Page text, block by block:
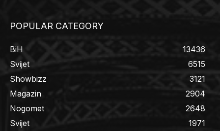
POPULAR CATEGORY
BiH
13436
Svijet
6515
Showbizz
3121
Magazin
2904
Nogomet
2648
Svijet
1971